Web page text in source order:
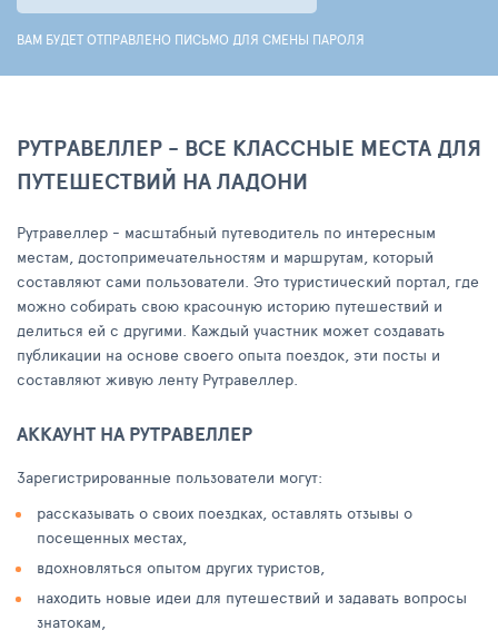
ВАМ БУДЕТ ОТПРАВЛЕНО ПИСЬМО ДЛЯ СМЕНЫ ПАРОЛЯ
РУТРАВЕЛЛЕР - ВСЕ КЛАССНЫЕ МЕСТА ДЛЯ
ПУТЕШЕСТВИЙ НА ЛАДОНИ
Рутравеллер - масштабный путеводитель по интересным
местам, достопримечательностям и маршрутам, который
составляют сами пользователи. Это туристический портал, где
можно собирать свою красочную историю путешествий и
делиться ей с другими. Каждый участник может создавать
публикации на основе своего опыта поездок, эти посты и
составляют живую ленту Рутравеллер.
АККАУНТ НА РУТРАВЕЛЛЕР
Зарегистрированные пользователи могут:
рассказывать о своих поездках, оставлять отзывы о
посещенных местах,
вдохновляться опытом других туристов,
находить новые идеи для путешествий и задавать вопросы
знатокам,